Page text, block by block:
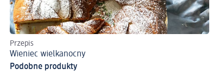
Przepis
Wieniec wielkanocny
Podobne produkty